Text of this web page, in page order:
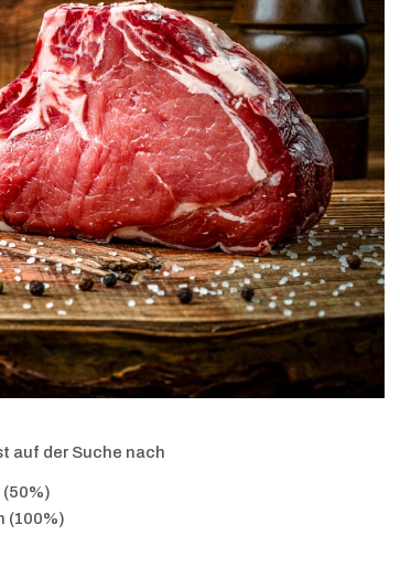
auf der Suche nach
(100%)